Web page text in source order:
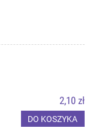
2,10 zł
DO KOSZYKA